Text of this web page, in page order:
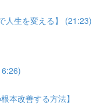
生を変える】 (21:23)
本改善する方法】